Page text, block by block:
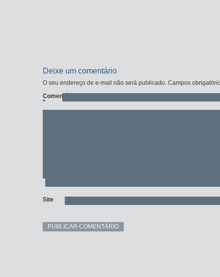
Deixe um comentário
O seu endereço de e-mail não será publicado. Campos
Comentário
*
Site